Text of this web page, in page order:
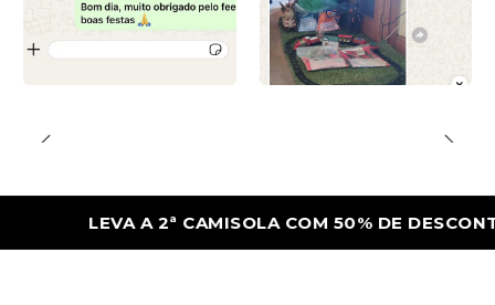
LEVA A 2ª CAMISOLA COM 50% DE DESCONTO